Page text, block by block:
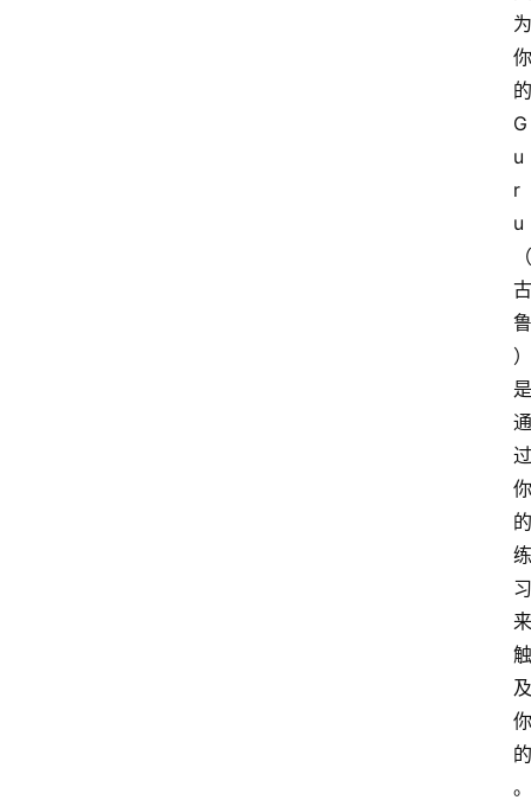
为
你
的
G
u
r
u
（
古
鲁
）
是
通
过
你
的
练
习
来
触
及
你
的
。